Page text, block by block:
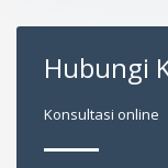
Hubungi
Konsultasi online